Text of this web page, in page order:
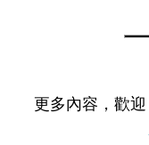
更多內容，歡迎